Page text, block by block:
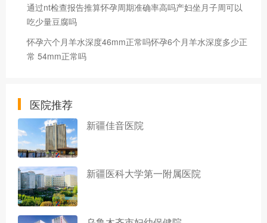
通过nt检查报告推算怀孕周期准确率高吗产妇坐月子周可以
吃少量豆腐吗
怀孕六个月羊水深度46mm正常吗怀孕6个月羊水深度多少正
常 54mm正常吗
医院推荐
新疆佳音医院
新疆医科大学第一附属医院